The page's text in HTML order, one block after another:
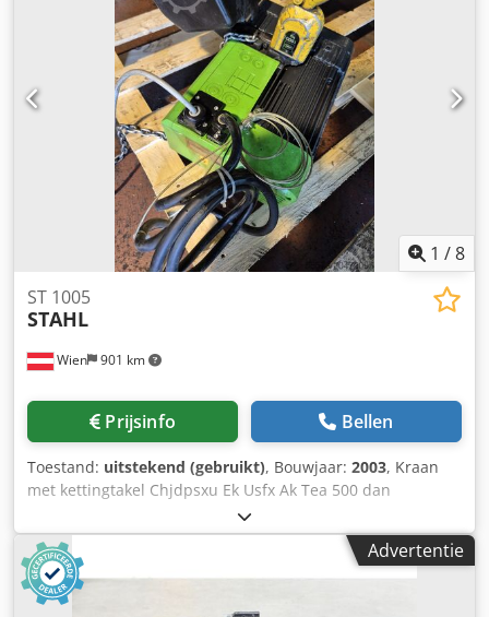
1 /8
Wien 901 km
ST 1005
STAHL
Prijsinfo Bellen
Toestand: uitstekend (gebruikt), Bouwjaar: 2003, Kraan
met kettingtakel Chjdpsxu Ek Usfx Ak Tea 500 dan
Advertentie